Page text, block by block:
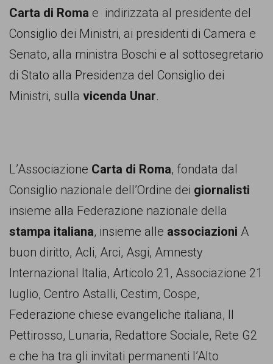
razzismo
collaborazione
con
persone,
associazioni
movimenti
che
battono
per
Carta di Roma e indirizzata al presidente del
Consiglio dei Ministri, ai presidenti di Camera e
Senato, alla ministra Boschi e al sottosegretario
di Stato alla Presidenza del Consiglio dei
Ministri, sulla vicenda Unar.
L’Associazione Carta di Roma, fondata dal
Consiglio nazionale dell’Ordine dei giornalisti
insieme alla Federazione nazionale della
stampa italiana, insieme alle associazioni A
buon diritto, Acli, Arci, Asgi, Amnesty
Internazional Italia, Articolo 21, Associazione 21
luglio, Centro Astalli, Cestim, Cospe,
Federazione chiese evangeliche italiana, Il
Pettirosso, Lunaria, Redattore Sociale, Rete G2
e che ha tra gli invitati permanenti l’Alto